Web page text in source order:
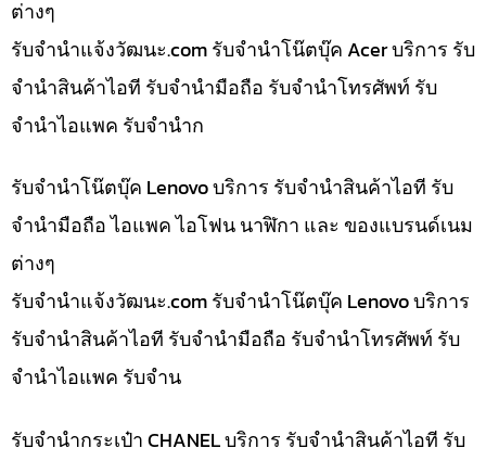
ต่างๆ
รับจํานําแจ้งวัฒนะ.com รับจำนำโน๊ตบุ๊ค Acer บริการ รับ
จำนำสินค้าไอที รับจำนำมือถือ รับจำนำโทรศัพท์ รับ
จำนำไอแพค รับจำนำก
รับจำนำโน๊ตบุ๊ค Lenovo บริการ รับจำนำสินค้าไอที รับ
จำนำมือถือ ไอแพค ไอโฟน นาฬิกา และ ของแบรนด์เนม
ต่างๆ
รับจํานําแจ้งวัฒนะ.com รับจำนำโน๊ตบุ๊ค Lenovo บริการ
รับจำนำสินค้าไอที รับจำนำมือถือ รับจำนำโทรศัพท์ รับ
จำนำไอแพค รับจำน
รับจำนำกระเป๋า CHANEL บริการ รับจำนำสินค้าไอที รับ